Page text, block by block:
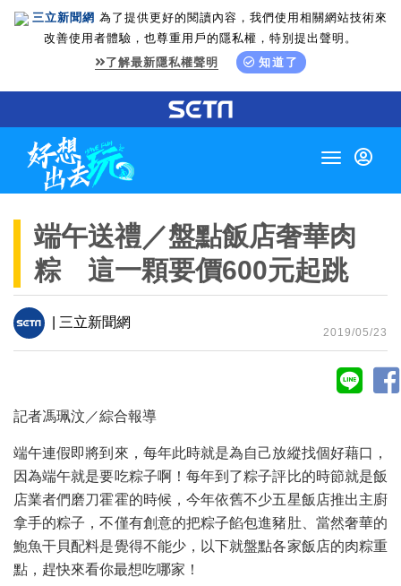
三立新聞網 為了提供更好的閱讀內容，我們使用相關網站技術來
改善使用者體驗，也尊重用戶的隱私權，特別提出聲明。
了解最新隱私權聲明
知道了
Toggle
端午送禮／盤點飯店奢華肉
粽 這一顆要價600元起跳
| 三立新聞網
2019/05/23
記者馮珮汶／綜合報導
端午連假即將到來，每年此時就是為自己放縱找個好藉口，
因為端午就是要吃粽子啊！每年到了粽子評比的時節就是飯
店業者們磨刀霍霍的時候，今年依舊不少五星飯店推出主廚
拿手的粽子，不僅有創意的把粽子餡包進豬肚、當然奢華的
鮑魚干貝配料是覺得不能少，以下就盤點各家飯店的肉粽重
點，趕快來看你最想吃哪家！